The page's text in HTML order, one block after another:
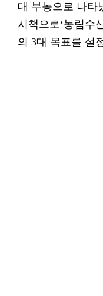
대 부농으로 나타
시책으로‘농림수
의 3대 목표를 설